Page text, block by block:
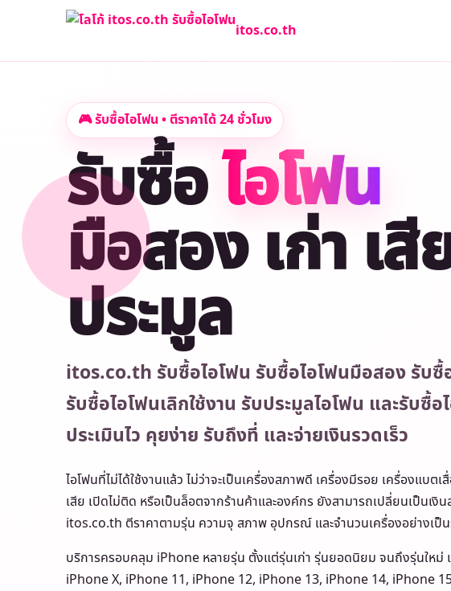
itos.co.th
🎮 รับซื้อไอโฟน • ตีราคาได้ 24 ชั่วโมง
รับซื้อไอโฟน
มือสอง เก่า เสี
ประมูล
itos.co.th รับซื้อไอโฟน รับซื้อไอโฟนมือสอง รับซื้
รับซื้อไอโฟนเลิกใช้งาน รับประมูลไอโฟน และรับซื้อ
ประเมินไว คุยง่าย รับถึงที่ และจ่ายเงินรวดเร็ว
ไอโฟนที่ไม่ได้ใช้งานแล้ว ไม่ว่าจะเป็นเครื่องสภาพดี เครื่องมีรอย เครื่องแบต
เสีย เปิดไม่ติด หรือเป็นล็อตจากร้านค้าและองค์กร ยังสามารถเปลี่ยนเป็นเงิ
itos.co.th ตีราคาตามรุ่น ความจุ สภาพ อุปกรณ์ และจำนวนเครื่องอย่างเป็
บริการครอบคลุม iPhone หลายรุ่น ตั้งแต่รุ่นเก่า รุ่นยอดนิยม จนถึงรุ่นใหม่
iPhone X, iPhone 11, iPhone 12, iPhone 13, iPhone 14, iPhone